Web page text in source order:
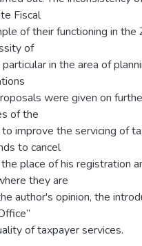
Fiscal
of their functioning in the
of
in the area of
were given on
of the
improve the servicing of
to cancel
place of his registration
they are
author's opinion, the
of taxpayer services.